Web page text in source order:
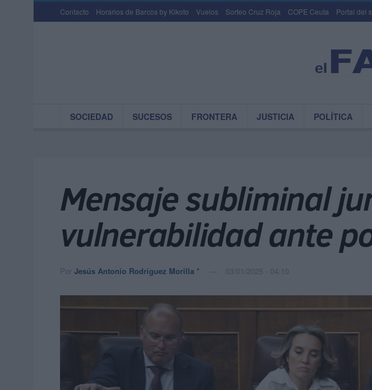
Contacto Horarios de Barcos by Kikoto Vuelos Sorteo Cruz Roja COPE Ceuta Portal del
SOCIEDAD SUCESOS FRONTERA JUSTICIA POLÍTICA
Mensaje subliminal
vulnerabilidad ante
Por Jesús Antonio Rodríguez Morilla * 03/01/2025 - 04:10